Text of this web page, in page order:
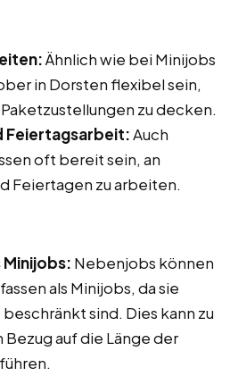
Ähnlich wie bei Minijobs
in Dorsten flexibel sein,
zu decken.
Feiertagsarbeit:Auch
oft bereit sein, an
Feiertagen zu arbeiten.
Minijobs: Nebenjobs können
als Minijobs, da sie
sind. Dies kann zu
auf die Länge der